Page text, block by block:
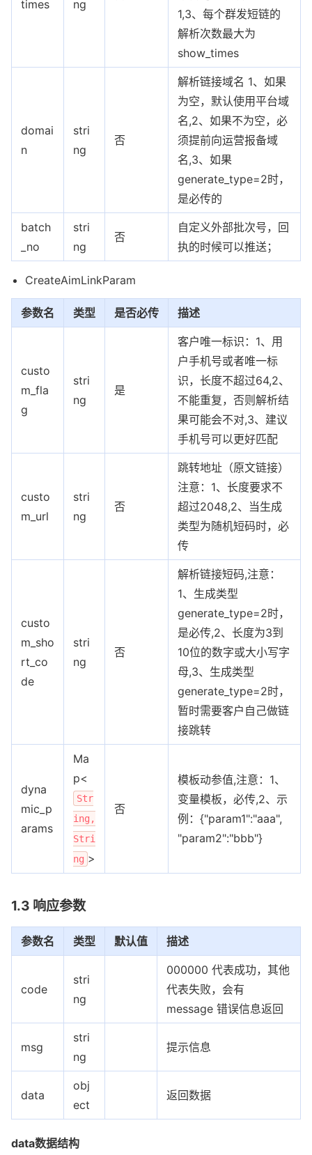
times
ng
1,3、每个群发短链的
解析次数最大为
show_times
domai
n
stri
ng
否
解析链接域名 1、如果
为空，默认使用平台域
名,2、如果不为空，必
须提前向运营报备域
名,3、如果
generate_type=2时，
是必传的
batch
_no
stri
ng
否
自定义外部批次号，回
执的时候可以推送；
CreateAimLinkParam
参数名 类型 是否必传 描述
custo
m_fla
g
stri
ng
是
客户唯一标识：1、用
户手机号或者唯一标
识，长度不超过64,2、
不能重复，否则解析结
果可能会不对,3、建议
手机号可以更好匹配
custo
m_url
stri
ng
否
跳转地址（原文链接）
注意：1、长度要求不
超过2048,2、当生成
类型为随机短码时，必
传
custo
m_sho
rt_co
de
stri
ng
否
解析链接短码,注意：
1、生成类型
generate_type=2时，
是必传,2、长度为3到
10位的数字或大小写字
母,3、生成类型
generate_type=2时，
暂时需要客户自己做链
接跳转
dyna
mic_p
arams
Ma
p<
Str
ing,
Stri
ng >
否
模板动参值,注意：1、
变量模板，必传,2、示
例：{"param1":"aaa",
"param2":"bbb"}
1.3 响应参数
参数名 类型 默认值 描述
code
stri
ng
000000 代表成功，其他
代表失败，会有
message 错误信息返回
msg
stri
ng
提示信息
data
obj
ect
返回数据
data数据结构